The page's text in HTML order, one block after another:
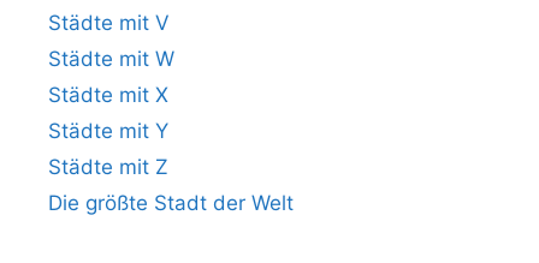
Städte mit V
Städte mit W
Städte mit X
Städte mit Y
Städte mit Z
Die größte Stadt der Welt